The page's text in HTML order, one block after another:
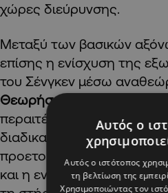
χώρες διεύρυνσης.
Μεταξύ των βασικών
επίσης η ενίσχυση της
του Σένγκεν μέσω
Θεωρήσεων
και
περαιτέρω ψηφιοποίηση
διαδικασιών με την
προετοιμασία για το νέο
και η ενίσχυση του
Αυτός ο
Αυτός ο ιστότοπος
τη βελτίωση της
Χρησιμοποιώντας τον